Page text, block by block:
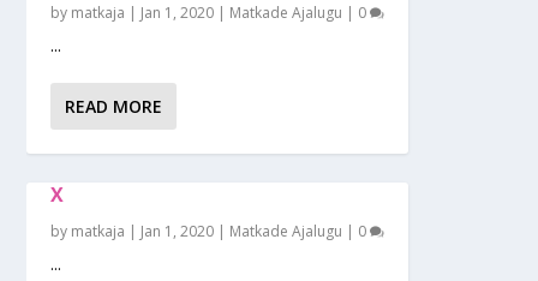
by matkaja | Jan 1, 2020 | Matkade Ajalugu | 0
...
READ MORE
X
by matkaja | Jan 1, 2020 | Matkade Ajalugu | 0
...